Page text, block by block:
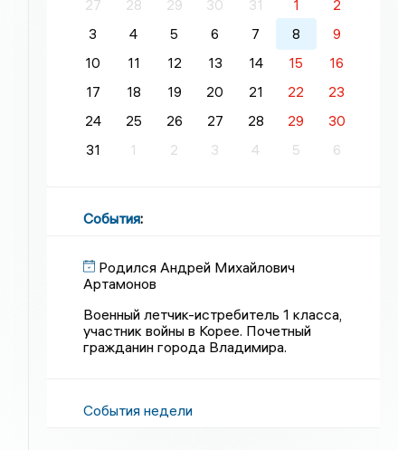
27
28 29 30 31 1
2
3
4 5 6 7 8
9
10
11 12 13 14 15
16
17
18 19 20 21 22
23
24
25 26 27 28 29
30
31
1 2 3 4 5 6
События:
Родился Андрей Михайлович
Артамонов
Военный летчик-истребитель 1 класса,
участник войны в Корее. Почетный
гражданин города Владимира.
События недели